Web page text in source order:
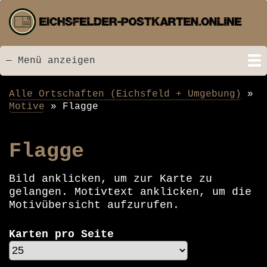
zum
Inhalt
Menü
— Menü anzeigen
Startseite
Neu hinzugefügt
Postkarten
Bildarchiv
Videos
Suche
Kontakt
Links
Spende
Pfadnavigation
Alle Ortschaften (Eichsfeld + Umgebung)
Motive
Flagge
Flagge
Bild anklicken, um zur Karte zu
gelangen. Motivtext anklicken, um die
Motivübersicht aufzurufen.
Karten pro Seite